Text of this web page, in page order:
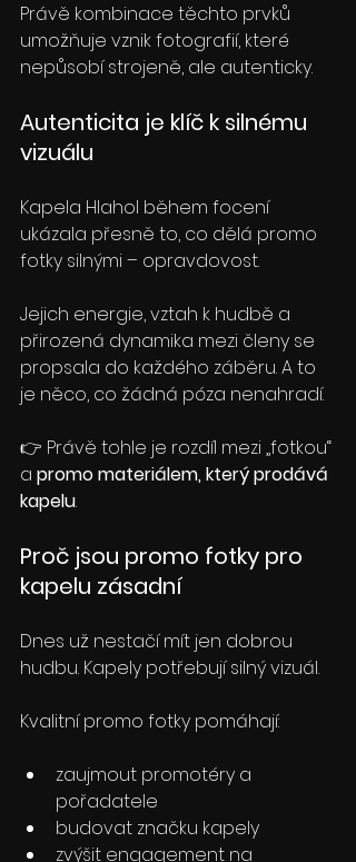
Právě kombinace těchto prvků
umožňuje vznik fotografií, které
nepůsobí strojeně, ale autenticky.
Autenticita je klíč k silnému
vizuálu
Kapela Hlahol během focení
ukázala přesně to, co dělá promo
fotky silnými – opravdovost.
Jejich energie, vztah k hudbě a
přirozená dynamika mezi členy se
propsala do každého záběru. A to
je něco, co žádná póza nenahradí.
👉 Právě tohle je rozdíl mezi „fotkou“
a promo materiálem, který prodává
kapelu.
Proč jsou promo fotky pro
kapelu zásadní
Dnes už nestačí mít jen dobrou
hudbu. Kapely potřebují silný vizuál.
Kvalitní promo fotky pomáhají:
zaujmout promotéry a
pořadatele
budovat značku kapely
zvýšit engagement na